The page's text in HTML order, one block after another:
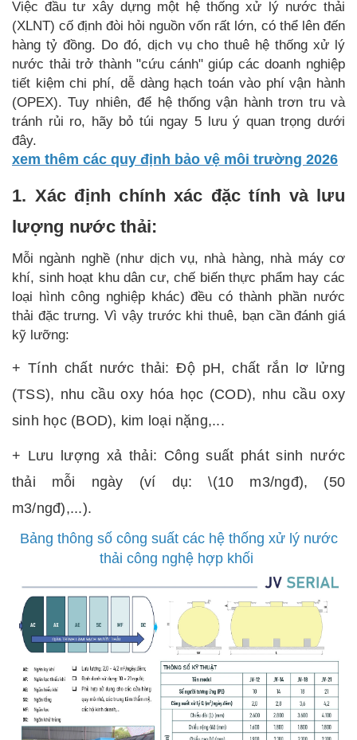
Việc đầu tư xây dựng một hệ thống xử lý nước thải
(XLNT) cố định đòi hỏi nguồn vốn rất lớn, có thể lên đến
hàng tỷ đồng. Do đó, dịch vụ cho thuê hệ thống xử lý
nước thải trở thành "cứu cánh" giúp các doanh nghiệp
tiết kiệm chi phí, dễ dàng hạch toán vào phí vận hành
(OPEX). Tuy nhiên, để hệ thống vận hành trơn tru và
tránh rủi ro, hãy bỏ túi ngay 5 lưu ý quan trọng dưới
đây.
xem thêm các quy định bảo vệ môi trường 2026
1. Xác định chính xác đặc tính và lưu
lượng nước thải:
Mỗi ngành nghề (như dịch vụ, nhà hàng, nhà máy cơ
khí, sinh hoạt khu dân cư, chế biến thực phẩm hay các
loại hình công nghiệp khác) đều có thành phần nước
thải đặc trưng. Vì vậy trước khi thuê, bạn cần đánh giá
kỹ lưỡng:
+ Tính chất nước thải: Độ pH, chất rắn lơ lửng
(TSS), nhu cầu oxy hóa học (COD), nhu cầu oxy
sinh học (BOD), kim loại nặng,...
+ Lưu lượng xả thải: Công suất phát sinh nước
thải mỗi ngày (ví dụ: \(10 m3/ngđ), (50
m3/ngđ),...).
Bảng thông số công suất các hệ thống xử lý nước
thải công nghệ hợp khối